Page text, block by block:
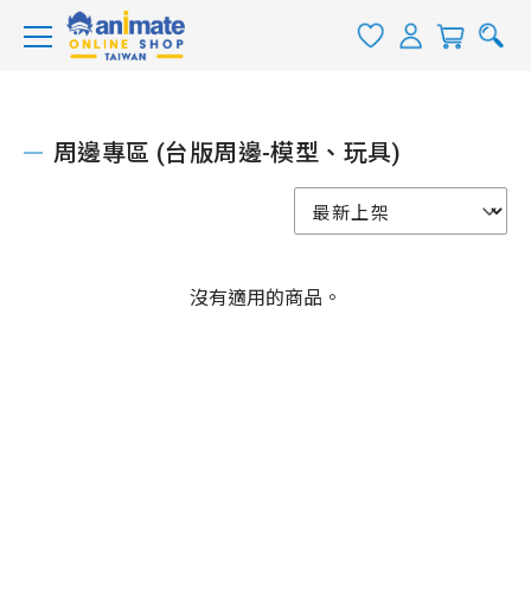
周邊專區 (台版周邊-模型、玩具)
沒有適用的商品。